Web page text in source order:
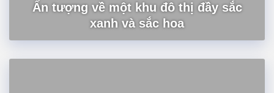
Ấn tượng về một khu đô thị đầy sắc
xanh và sắc hoa